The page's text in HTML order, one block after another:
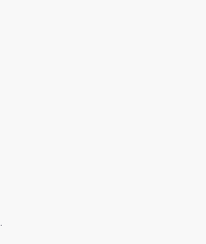
.